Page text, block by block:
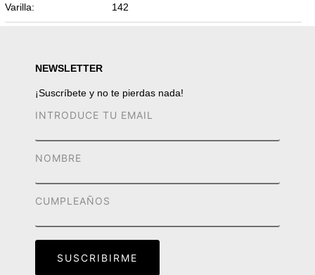
Varilla:
142
NEWSLETTER
¡Suscríbete y no te pierdas nada!